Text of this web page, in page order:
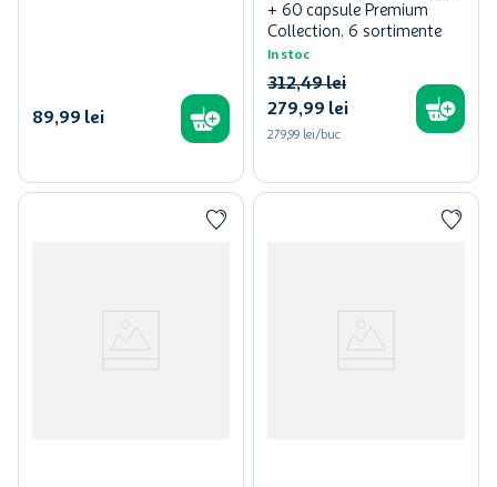
89,99 lei
+ 60 capsule Premium
Collection, 6 sortimente
In stoc
279,99 lei
312,49lei
279,99 lei/buc